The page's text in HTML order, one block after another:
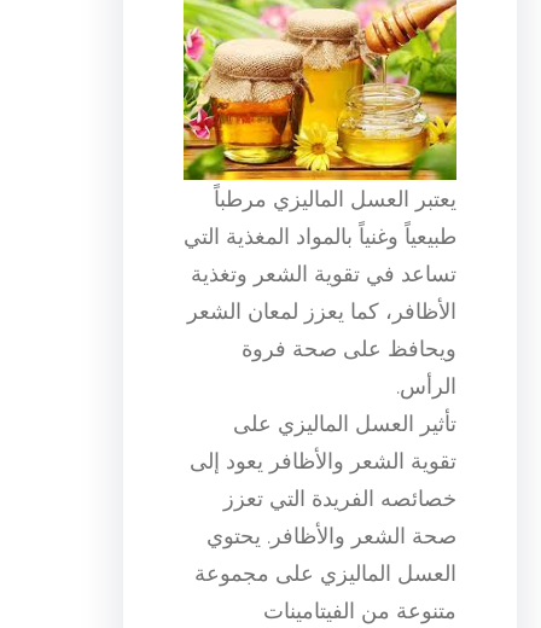
يعتبر العسل الماليزي مرطباً
طبيعياً وغنياً بالمواد المغذية التي
تساعد في تقوية الشعر وتغذية
الأظافر، كما يعزز لمعان الشعر
ويحافظ على صحة فروة
الرأس.
تأثير العسل الماليزي على
تقوية الشعر والأظافر يعود إلى
خصائصه الفريدة التي تعزز
صحة الشعر والأظافر. يحتوي
العسل الماليزي على مجموعة
متنوعة من الفيتامينات